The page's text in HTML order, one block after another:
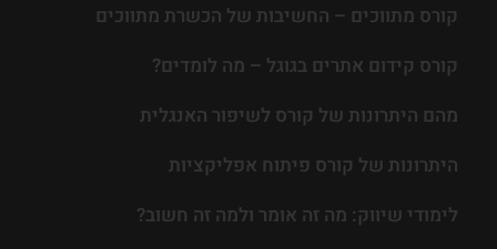
קורס מתווכים – החשיבות של הכשרת מתווכים
קורס קידום אתרים בגוגל – מה לומדים?
מהם היתרונות של קורס לשיפור האנגלית
היתרונות של קורס פיתוח אפליקציות
לימודי שיווק: מה זה אומר ולמה זה חשוב?